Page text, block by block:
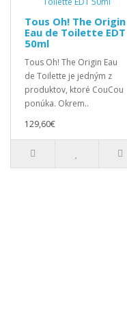
Tous Oh! The Origin
Eau de Toilette EDT
50ml
Tous Oh! The Origin Eau
de Toilette je jedným z
produktov, ktoré CouCou
ponúka. Okrem..
129,60€